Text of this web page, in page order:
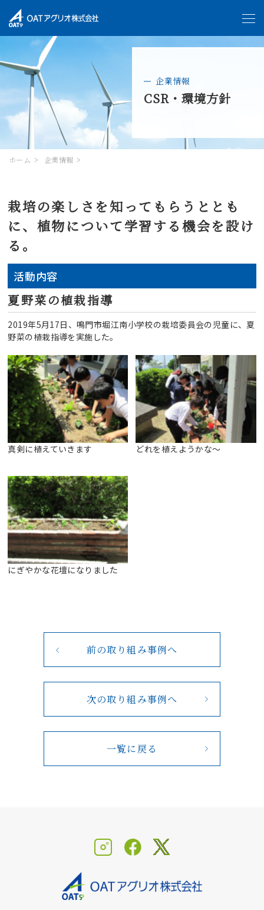
企業情報
CSR・環境方針
ホーム 企業情報
栽培の楽しさを知ってもらうととも
に、植物について学習する機会を設け
る。
活動内容
夏野菜の植栽指導
2019年5月17日、鳴門市堀江南小学校の栽培委員会の児童に、夏
野菜の植栽指導を実施した。
真剣に植えていきます どれを植えようかな〜
にぎやかな花壇になりました
前の取り組み事例へ
次の取り組み事例へ
一覧に戻る